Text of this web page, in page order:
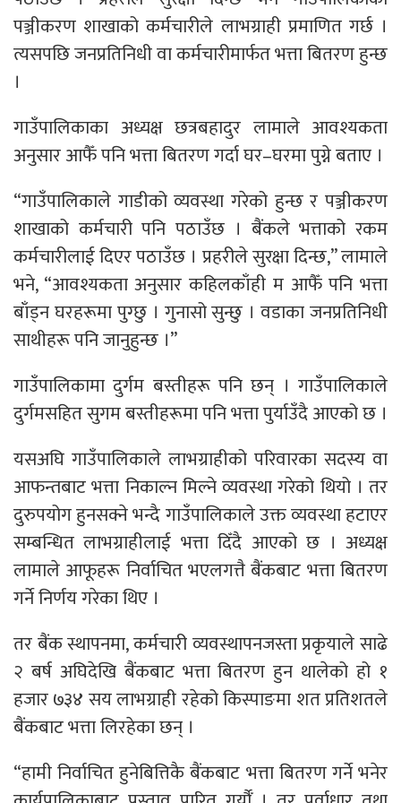
पञ्जीकरण शाखाको कर्मचारीले लाभग्राही प्रमाणित गर्छ ।
त्यसपछि जनप्रतिनिधी वा कर्मचारीमार्फत भत्ता बितरण हुन्छ
।
गाउँपालिकाका अध्यक्ष छत्रबहादुर लामाले आवश्यकता
अनुसार आफैँ पनि भत्ता बितरण गर्दा घर–घरमा पुग्ने बताए ।
“गाउँपालिकाले गाडीको व्यवस्था गरेको हुन्छ र पञ्जीकरण
शाखाको कर्मचारी पनि पठाउँछ । बैंकले भत्ताको रकम
कर्मचारीलाई दिएर पठाउँछ । प्रहरीले सुरक्षा दिन्छ,” लामाले
भने, “आवश्यकता अनुसार कहिलकाँही म आफैँ पनि भत्ता
बाँड्न घरहरूमा पुग्छु । गुनासो सुन्छु । वडाका जनप्रतिनिधी
साथीहरू पनि जानुहुन्छ ।”
गाउँपालिकामा दुर्गम बस्तीहरू पनि छन् । गाउँपालिकाले
दुर्गमसहित सुगम बस्तीहरूमा पनि भत्ता पुर्याउँदै आएको छ ।
यसअघि गाउँपालिकाले लाभग्राहीको परिवारका सदस्य वा
आफन्तबाट भत्ता निकाल्न मिल्ने व्यवस्था गरेको थियो । तर
दुरुपयोग हुनसक्ने भन्दै गाउँपालिकाले उक्त व्यवस्था हटाएर
सम्बन्धित लाभग्राहीलाई भत्ता दिँदै आएको छ । अध्यक्ष
लामाले आफूहरू निर्वाचित भएलगत्तै बैंकबाट भत्ता बितरण
गर्ने निर्णय गरेका थिए ।
तर बैंक स्थापनमा, कर्मचारी व्यवस्थापनजस्ता प्रकृयाले साढे
२ बर्ष अघिदेखि बैंकबाट भत्ता बितरण हुन थालेको हो १
हजार ७३४ सय लाभग्राही रहेको किस्पाङमा शत प्रतिशतले
बैंकबाट भत्ता लिरहेका छन् ।
“हामी निर्वाचित हुनेबित्तिकै बैंकबाट भत्ता बितरण गर्ने भनेर